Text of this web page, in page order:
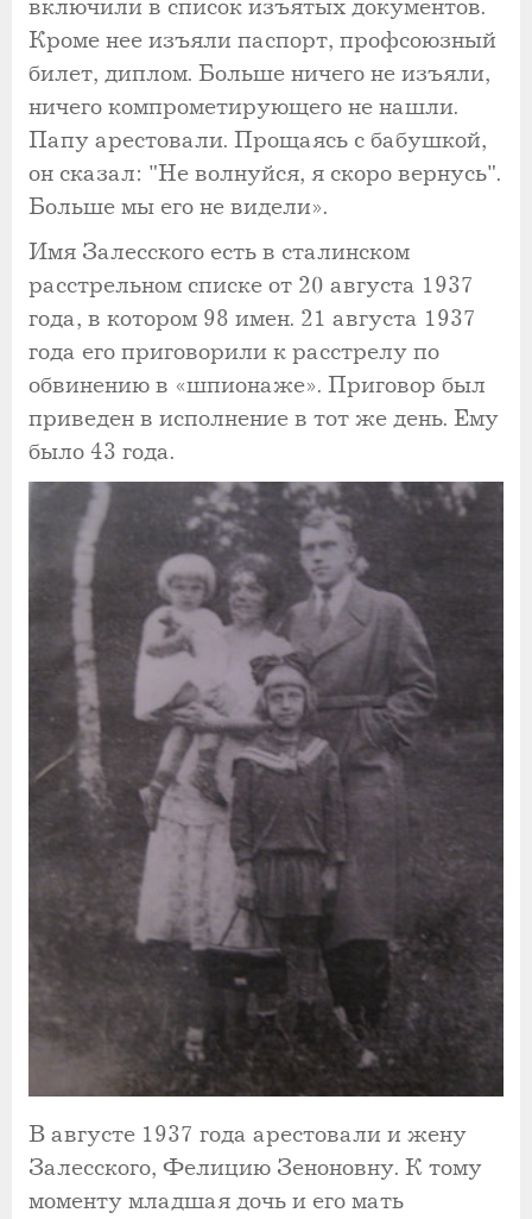
включили в список изъятых документов.
Кроме нее изъяли паспорт, профсоюзный
билет, диплом. Больше ничего не изъяли,
ничего компрометирующего не нашли.
Папу арестовали. Прощаясь с бабушкой,
он сказал: "Не волнуйся, я скоро вернусь".
Больше мы его не видели».
Имя Залесского есть в сталинском
расстрельном списке от 20 августа 1937
года, в котором 98 имен. 21 августа 1937
года его приговорили к расстрелу по
обвинению в «шпионаже». Приговор был
приведен в исполнение в тот же день. Ему
было 43 года.
В августе 1937 года арестовали и жену
Залесского, Фелицию Зеноновну. К тому
моменту младшая дочь и его мать